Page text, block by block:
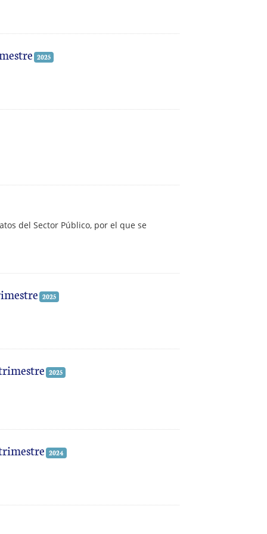
2025
del Sector Público, por el que se
2025
2025
2024